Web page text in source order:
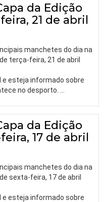
da Edição
21 de abril
manchetes do dia na
terça-feira, 21 de abril
e esteja informado sobre
no desporto.
da Edição
17 de abril
manchetes do dia na
sexta-feira, 17 de abril
e esteja informado sobre